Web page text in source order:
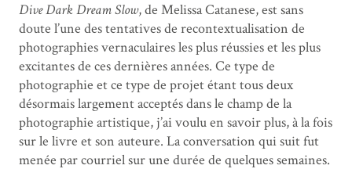
Dive Dark Dream Slow, de Melissa Catanese, est sans
doute l’une des tentatives de recontextualisation de
photographies vernaculaires les plus réussies et les plus
excitantes de ces dernières années. Ce type de
photographie et ce type de projet étant tous deux
désormais largement acceptés dans le champ de la
photographie artistique, j’ai voulu en savoir plus, à la fois
sur le livre et son auteure. La conversation qui suit fut
menée par courriel sur une durée de quelques semaines.